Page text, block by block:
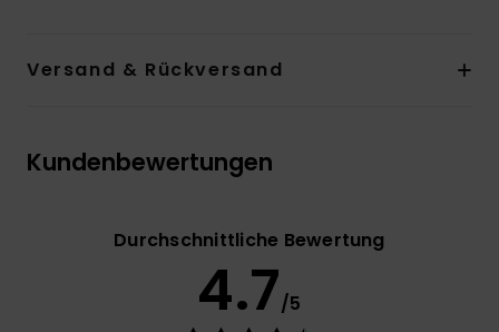
Versand & Rückversand
Kundenbewertungen
Durchschnittliche Bewertung
4.7/5